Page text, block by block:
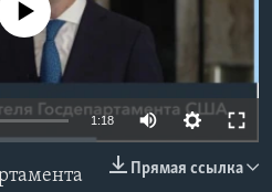
currently available
1:18
Прямая ссылка